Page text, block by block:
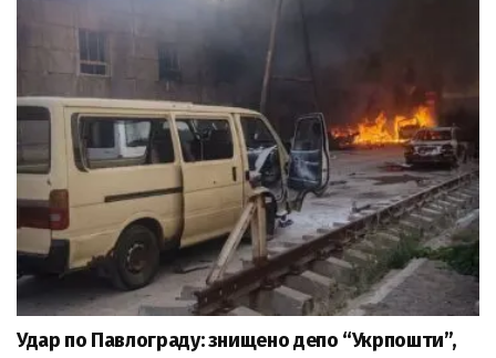
Удар по Павлограду: знищено депо “Укрпошти”,